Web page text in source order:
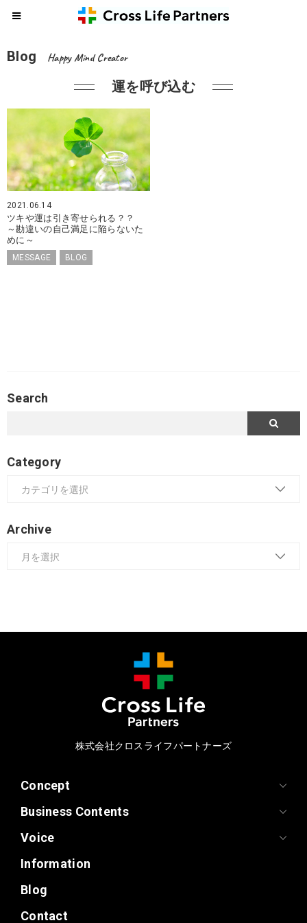
Blog Happy Mind Creator
運を呼び込む
2021.06.14
ツキや運は引き寄せられる？？
～勘違いの自己満足に陥らないた
めに～
MESSAGE BLOG
Search
Category
Archive
株式会社クロスライフパートナーズ
Concept
Business Contents
Voice
Information
Blog
Contact